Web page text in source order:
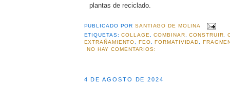
plantas de reciclado.
PUBLICADO PORSANTIAGO DE MOLINA
ETIQUETAS:COLLAGE ,COMBINAR ,CONSTRUIR ,
EXTRAÑAMIENTO
FEO ,FORMATIVIDAD
NO HAY COMENTARIOS:
4 DE AGOSTO DE 2024